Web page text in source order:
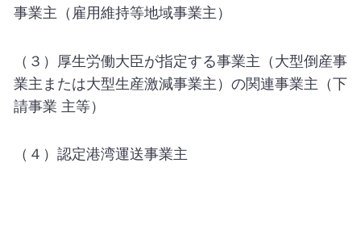
事業主（雇用維持等地域事業主）
（３）厚生労働大臣が指定する事業主（大型倒産事
業主または大型生産激減事業主）の関連事業主（下
請事業 主等）
（４）認定港湾運送事業主